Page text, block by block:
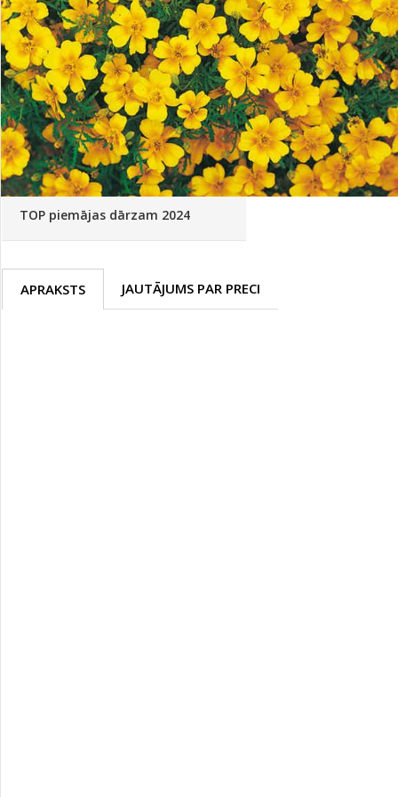
Palīglīdzekļi augu audzēšanai(72)
Klientu Diena
Novatec - izcils mēslošanai arī
sezonas otrajā pusē!
Piedāvājums ābeļdārziem
TOP piemājas dārzam 2024
APRAKSTS JAUTĀJUMS PAR PRECI